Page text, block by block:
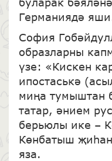
Германиядә
София
образларны
үзе: «Кискен
ипостаськә
миңа тумыштан
татар, әнием
берьюлы ике –
Көнбатыш
яза.